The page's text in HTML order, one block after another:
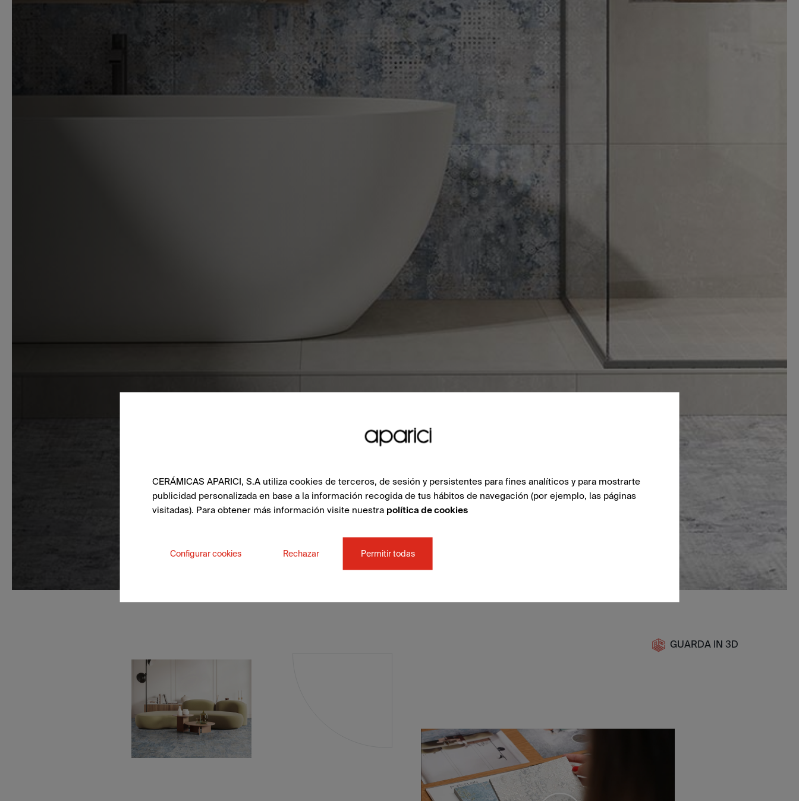
GUARDA IN 3D
CERÁMICAS APARICI, S.A utiliza cookies de terceros, de sesión y persistentes para fines analíticos y para mostrarte
publicidad personalizada en base a la información recogida de tus hábitos de navegación (por ejemplo, las páginas
visitadas). Para obtener más información visite nuestra política de cookies
Configurar cookies Rechazar Permitir todas